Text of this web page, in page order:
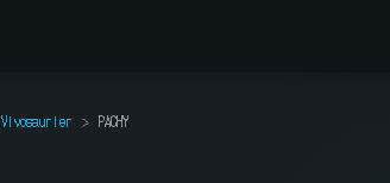
Vivosaurier PACHY